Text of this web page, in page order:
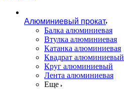
Алюминиевый прокат
Балка алюминиевая
Втулка алюминиевая
Катанка алюминиевая
Квадрат алюминиевый
Круг алюминиевый
Лента алюминиевая
Еще